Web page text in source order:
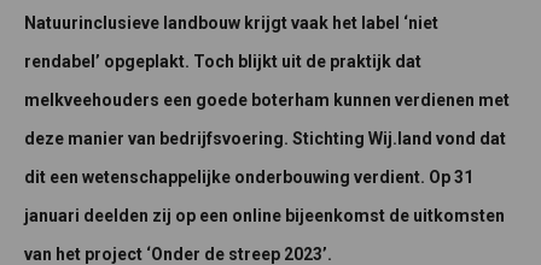
Natuurinclusieve landbouw krijgt vaak het label ‘niet
rendabel’ opgeplakt. Toch blijkt uit de praktijk dat
melkveehouders een goede boterham kunnen verdienen met
deze manier van bedrijfsvoering. Stichting Wij.land vond dat
dit een wetenschappelijke onderbouwing verdient. Op 31
januari deelden zij op een online bijeenkomst de uitkomsten
van het project ‘Onder de streep 2023’.